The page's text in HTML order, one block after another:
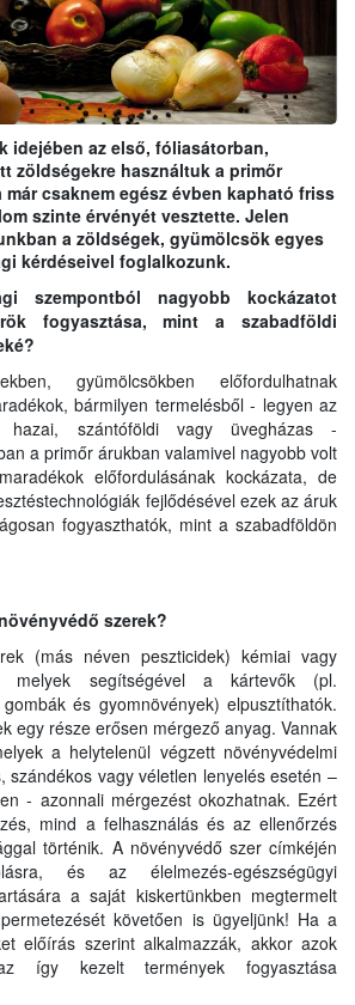
idejében az első, fóliasátorban,
zöldségekre használtuk a primőr
már csaknem egész évben kapható friss
szinte érvényét vesztette. Jelen
a zöldségek, gyümölcsök egyes
kérdéseivel foglalkozunk.
szempontból nagyobb kockázatot
fogyasztása, mint a szabadföldi
gyümölcsökben előfordulhatnak
bármilyen termelésből - legyen az
szántóföldi vagy üvegházas -
a primőr árukban valamivel nagyobb volt
előfordulásának kockázata, de
fejlődésével ezek az áruk
fogyaszthatók, mint a szabadföldön
szerek?
(más néven peszticidek) kémiai vagy
melyek segítségével a kártevők (pl.
és gyomnövények) elpusztíthatók.
egy része erősen mérgező anyag. Vannak
a helytelenül végzett növényvédelmi
szándékos vagy véletlen lenyelés esetén –
- azonnali mérgezést okozhatnak. Ezért
mind a felhasználás és az ellenőrzés
történik. A növényvédő szer címkéjén
és az élelmezés-egészségügyi
a saját kiskertünkben megtermelt
követően is ügyeljünk! Ha a
előírás szerint alkalmazzák, akkor azok
így kezelt termények fogyasztása